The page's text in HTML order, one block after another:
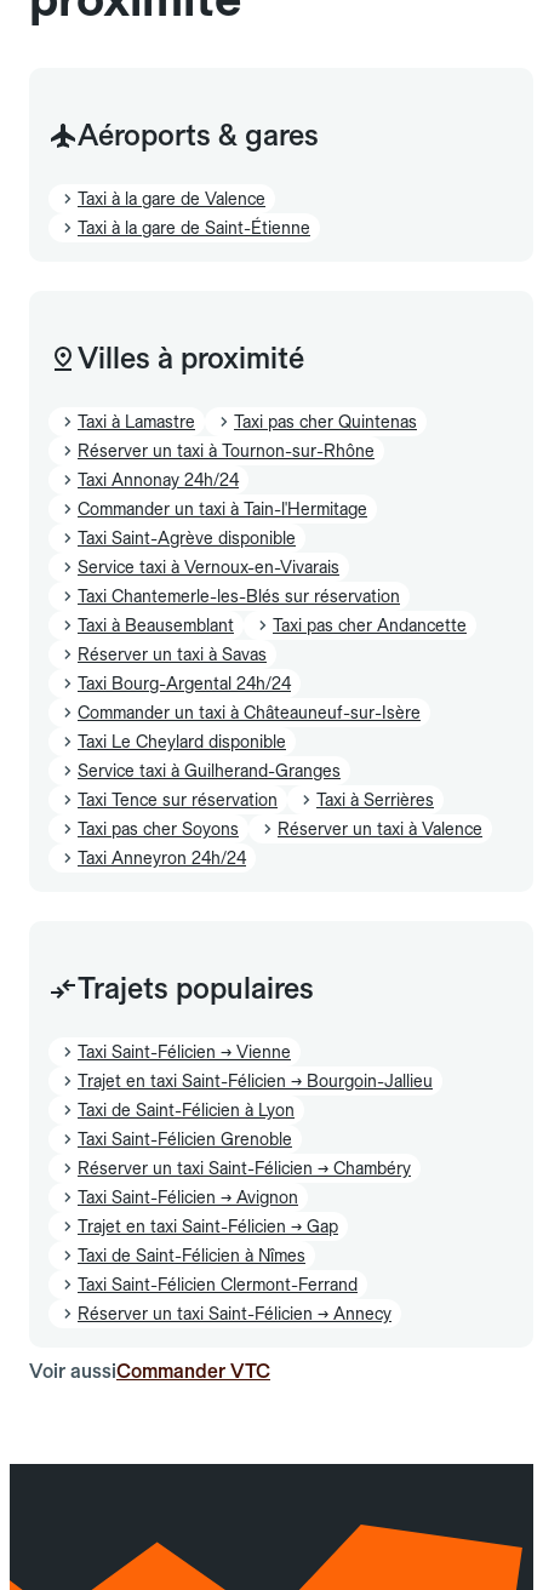
Aéroports & gares
Taxi à la gare de Valence
Taxi à la gare de Saint-Étienne
Villes à proximité
Taxi à Lamastre
Taxi pas cher Quintenas
Réserver un taxi à Tournon-sur-Rhône
Taxi Annonay 24h/24
Commander un taxi à Tain-l'Hermitage
Taxi Saint-Agrève disponible
Service taxi à Vernoux-en-Vivarais
Taxi Chantemerle-les-Blés sur réservation
Taxi à Beausemblant
Taxi pas cher Andancette
Réserver un taxi à Savas
Taxi Bourg-Argental 24h/24
Commander un taxi à Châteauneuf-sur-Isère
Taxi Le Cheylard disponible
Service taxi à Guilherand-Granges
Taxi Tence sur réservation
Taxi à Serrières
Taxi pas cher Soyons
Réserver un taxi à Valence
Taxi Anneyron 24h/24
Trajets populaires
Taxi Saint-Félicien → Vienne
Trajet en taxi Saint-Félicien → Bourgoin-Jallieu
Taxi de Saint-Félicien à Lyon
Taxi Saint-Félicien Grenoble
Réserver un taxi Saint-Félicien → Chambéry
Taxi Saint-Félicien → Avignon
Trajet en taxi Saint-Félicien → Gap
Taxi de Saint-Félicien à Nîmes
Taxi Saint-Félicien Clermont-Ferrand
Réserver un taxi Saint-Félicien → Annecy
Voir aussiCommander VTC